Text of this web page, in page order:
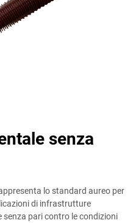
senza
lo standard aureo per
di infrastrutture
pari contro le condizioni